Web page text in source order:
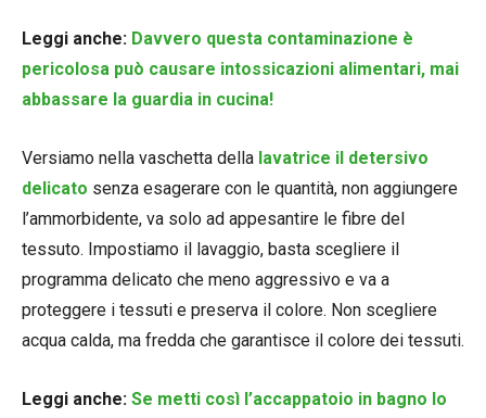
Leggi anche: Davvero questa contaminazione è
pericolosa può causare intossicazioni alimentari, mai
abbassare la guardia in cucina!
Versiamo nella vaschetta della lavatrice il detersivo
delicato senza esagerare con le quantità, non aggiungere
l’ammorbidente, va solo ad appesantire le fibre del
tessuto. Impostiamo il lavaggio, basta scegliere il
programma delicato che meno aggressivo e va a
proteggere i tessuti e preserva il colore. Non scegliere
acqua calda, ma fredda che garantisce il colore dei tessuti.
Leggi anche: Se metti così l’accappatoio in bagno lo